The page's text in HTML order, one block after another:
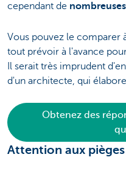
cependant de
Vous pouvez le comparer
tout prévoir à l'avance
Il serait très imprudent
d'un architecte, qui
Obtenez des
Attention aux